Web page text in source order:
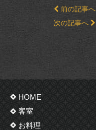
前の記事へ
次の記事へ
HOME
客室
お料理